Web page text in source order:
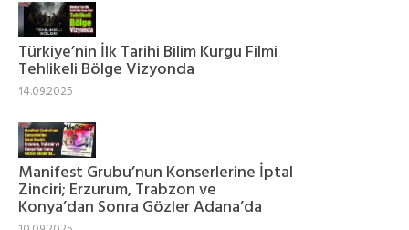
Türkiye’nin İlk Tarihi Bilim Kurgu Filmi
Tehlikeli Bölge Vizyonda
14.09.2025
Manifest Grubu’nun Konserlerine İptal
Zinciri; Erzurum, Trabzon ve
Konya’dan Sonra Gözler Adana’da